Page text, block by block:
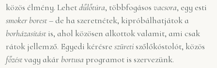
közös élmény. Lehetdűlőtúra, többfogásos vacsora, egy esti
smoker borest– de ha szeretnétek, kipróbálhatjátok a
borházasítást is, ahol közösen alkottok valamit, ami csak
rátok jellemző. Egyedi kérésre szüretiszőlőkóstolót, közös
főzéstvagy akár bortusa programot is szervezünk.